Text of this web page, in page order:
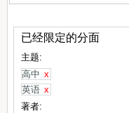
已经限定的分面
主题:
高中 x
英语 x
著者: